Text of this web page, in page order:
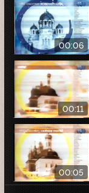
00:06
00:11
00:05